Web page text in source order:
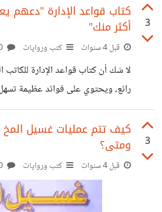
وظهرت فيه الأشكال المختلفة، من
تتكون فيه القصيدة من شطرين،
البيت طوال القصيدة، إلى ما يطلق
سطور، ولا يلتزم فيه بقافية معينة؛
انتهجه بعض العلماء كابن مالك في
3
كتاب قواعد الإدارة "دعهم
أكثر منك"
قبل 4 سنوات كتب وروايات
لا شك أن كتاب قواعد الإدارة للكاتب
رائع، ويحتوي على فوائد عظيمة تسهل
ويبدو أنها شدتني بشكل كبير لهذا
تقول: "دعهم يعتقدون أنهم يعرفون
الأمر صحيحا" ريتشارد تمبلر
سهلة لكن كثير من المديرين لا
تجعل فريق العمل يشعر بأهميته
3
كيف تتم عمليات غسيل
ومتى؟
قبل 4 سنوات كتب وروايات